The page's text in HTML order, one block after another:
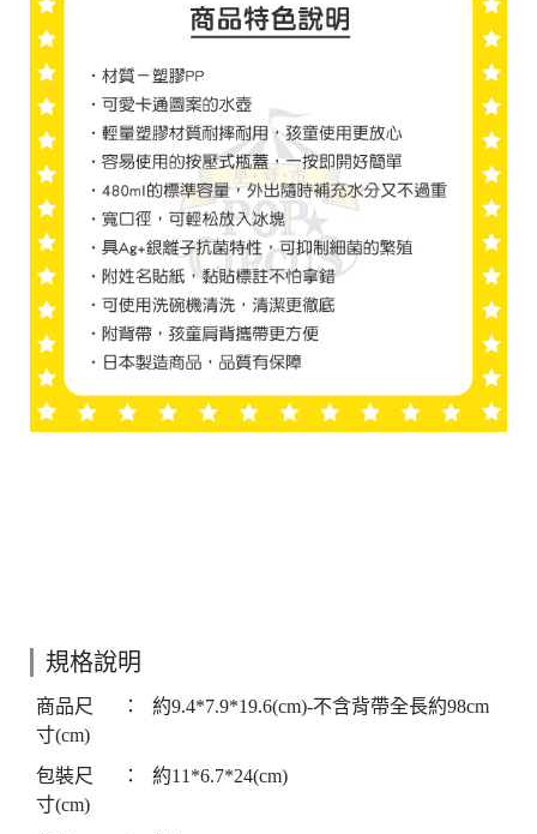
規格說明
商品尺
寸(cm)
： 約9.4*7.9*19.6(cm)-不含背帶全長約98cm
包裝尺
寸(cm)
： 約11*6.7*24(cm)